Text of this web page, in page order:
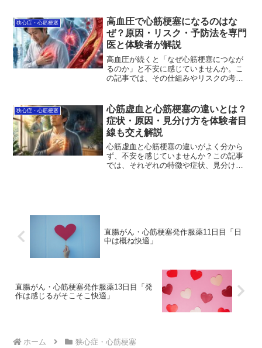
も交えながら、判断に役立つ情報を整理
しています。正しく知ること...
狭心症・心筋梗塞
高血圧で心筋梗塞になるのはな
ぜ？原因・リスク・予防法を専門
医と体験者が解説
高血圧が続くと「なぜ心筋梗塞につなが
るのか」と不安に感じていませんか。こ
の記事では、その仕組みやリスクの考え
ことで、過度に怖がらずに対策を考えら
れるようになります。まずは原因と向き
合い、できることから一緒に始めていき
ましょう。
狭心症・心筋梗塞
心筋虚血と心筋梗塞の違いとは？
症状・原因・見分け方を体験者目
線も交え解説
心筋虚血と心筋梗塞の違いがよく分から
ず、不安を感じていませんか？この記事
では、それぞれの特徴や症状、見分け方
直腸がん・心筋梗塞発作服薬11日目「日
中は概ね快適」
直腸がん・心筋梗塞発作服薬13日目「発
作は感じるがそこそこ快適」
ホーム 狭心症・心筋梗塞